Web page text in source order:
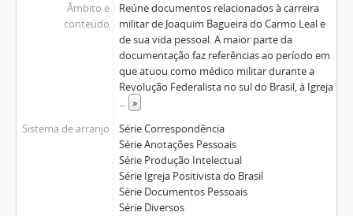
Âmbito e
conteúdo
Reúne documentos relacionados à carreira
militar de Joaquim Bagueira do Carmo Leal e
de sua vida pessoal. A maior parte da
documentação faz referências ao período em
que atuou como médico militar durante a
Revolução Federalista no sul do Brasil, à Igreja
... »
Sistema de arranjo
Série Correspondência
Série Anotações Pessoais
Série Produção Intelectual
Série Igreja Positivista do Brasil
Série Documentos Pessoais
Série Diversos